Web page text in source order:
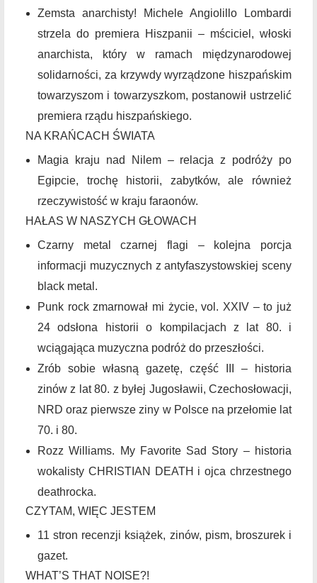
Zemsta anarchisty! Michele Angiolillo Lombardi
strzela do premiera Hiszpanii – mściciel, włoski
anarchista, który w ramach międzynarodowej
solidarności, za krzywdy wyrządzone hiszpańskim
towarzyszom i towarzyszkom, postanowił ustrzelić
premiera rządu hiszpańskiego.
NA KRAŃCACH ŚWIATA
Magia kraju nad Nilem – relacja z podróży po
Egipcie, trochę historii, zabytków, ale również
rzeczywistość w kraju faraonów.
HAŁAS W NASZYCH GŁOWACH
Czarny metal czarnej flagi – kolejna porcja
informacji muzycznych z antyfaszystowskiej sceny
black metal.
Punk rock zmarnował mi życie, vol. XXIV – to już
24 odsłona historii o kompilacjach z lat 80. i
wciągająca muzyczna podróż do przeszłości.
Zrób sobie własną gazetę, część III – historia
zinów z lat 80. z byłej Jugosławii, Czechosłowacji,
NRD oraz pierwsze ziny w Polsce na przełomie lat
70. i 80.
Rozz Williams. My Favorite Sad Story – historia
wokalisty CHRISTIAN DEATH i ojca chrzestnego
deathrocka.
CZYTAM, WIĘC JESTEM
11 stron recenzji książek, zinów, pism, broszurek i
gazet.
WHAT’S THAT NOISE?!